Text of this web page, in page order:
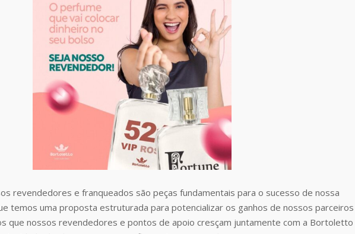
revendedores e franqueados são peças fundamentais para o sucesso de nossa
temos uma proposta estruturada para potencializar os ganhos de nossos parceiros
que nossos revendedores e pontos de apoio cresçam juntamente com a Bortoletto